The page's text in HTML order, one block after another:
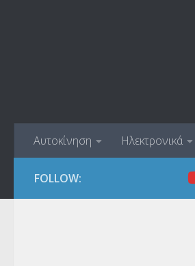
Αυτοκίνηση Ηλεκτρονικά
FOLLOW: